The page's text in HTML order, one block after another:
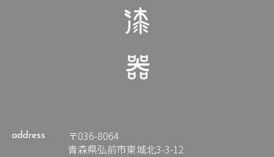
address
〒036-8064
青森県弘前市東城北3-3-12